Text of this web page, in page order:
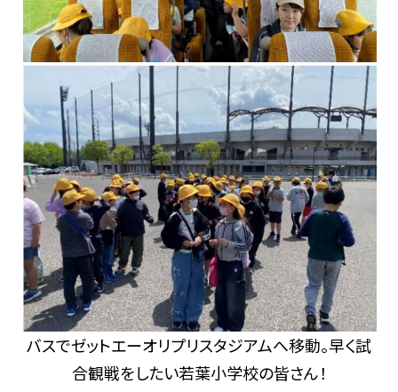
バスでゼットエーオリプリスタジアムへ移動。早く試
合観戦をしたい若葉小学校の皆さん！